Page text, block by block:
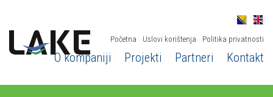
Početna Uslovi korištenja Politika privatnosti
O kompaniji Projekti Partneri Kontakt